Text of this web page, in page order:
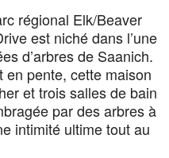
régional Elk/Beaver
est niché dans l’une
d’arbres de Saanich.
en pente, cette maison
et trois salles de bain
par des arbres à
intimité ultime tout au